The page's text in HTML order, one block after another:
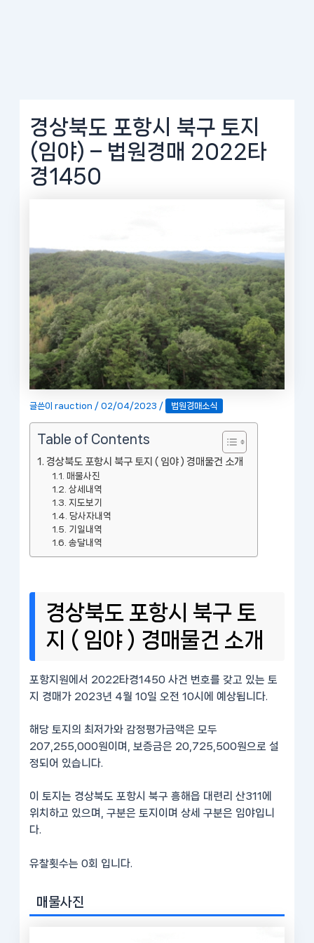
경상북도 포항시 북구 토지
(임야) – 법원경매 2022타
경1450
글쓴이rauction /02/04/2023 / 법원경매소식
Table of Contents
경상북도 포항시 북구 토지 ( 임야 ) 경매물건 소개
매물사진
상세내역
지도보기
당사자내역
기일내역
송달내역
경상북도 포항시 북구 토
지 ( 임야 ) 경매물건 소개
포항지원에서 2022타경1450 사건 번호를 갖고 있는 토
지 경매가 2023년 4월 10일 오전 10시에 예상됩니다.
해당 토지의 최저가와 감정평가금액은 모두
207,255,000원이며, 보증금은 20,725,500원으로 설
정되어 있습니다.
이 토지는 경상북도 포항시 북구 흥해읍 대련리 산311에
위치하고 있으며, 구분은 토지이며 상세 구분은 임야입니
다.
유찰횟수는 0회 입니다.
매물사진